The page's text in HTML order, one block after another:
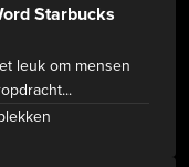
Starbucks
leuk om mensen